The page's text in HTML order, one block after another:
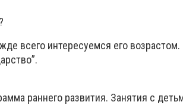
всего интересуемся его
раннего развития. Занятия с